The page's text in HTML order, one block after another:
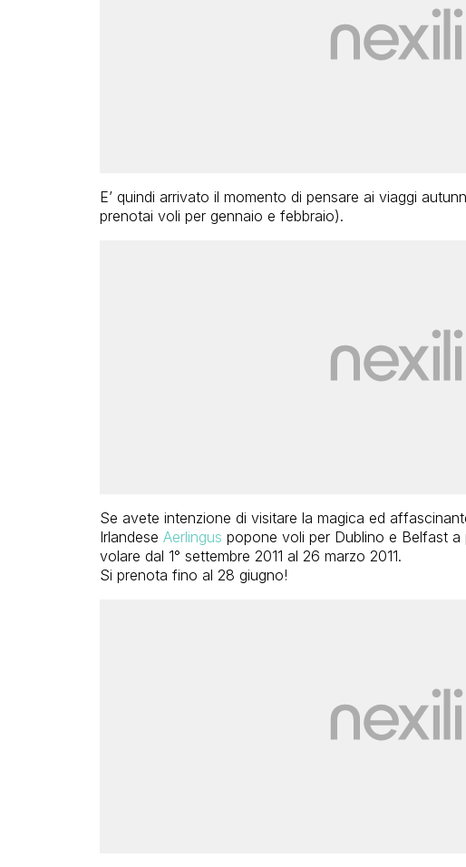
E’ quindi arrivato il momento di pensare ai viaggi
prenotai voli per gennaio e febbraio).
Se avete intenzione di visitare la magica ed
Irlandese Aerlingus popone voli per Dublino e Belfast
volare dal 1° settembre 2011 al 26 marzo 2011.
Si prenota fino al 28 giugno!